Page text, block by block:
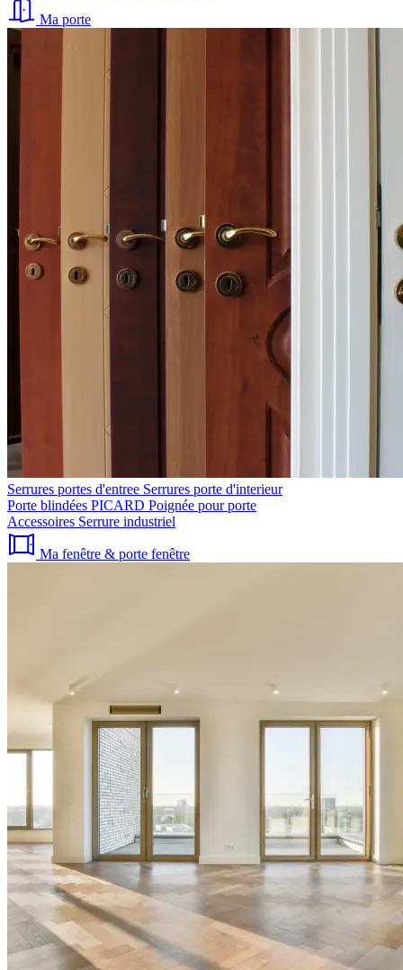
Ma porte
Serrures portes d'entree Serrures porte d'interieur
Porte blindées PICARD Poignée pour porte
Accessoires Serrure industriel
Ma fenêtre & porte fenêtre